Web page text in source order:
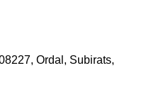
Ordal, Subirats,